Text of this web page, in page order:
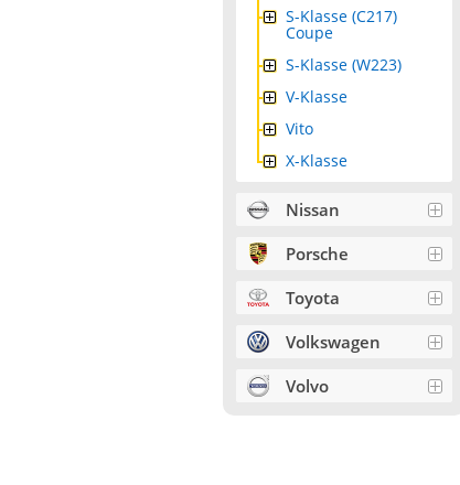
S-Klasse (C217)
Coupe
S-Klasse (W223)
V-Klasse
Vito
X-Klasse
Nissan
Porsche
Toyota
Volkswagen
Volvo